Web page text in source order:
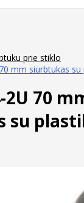
prie stiklo
mm siurbtukas
2U 70
su